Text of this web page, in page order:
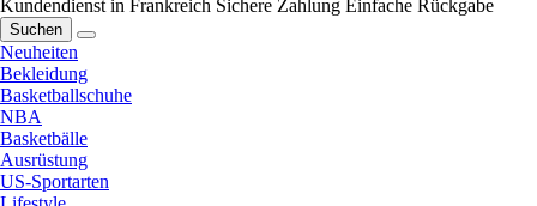
Kundendienst in Frankreich Sichere Zahlung Einfache Rückgabe
Suchen
Neuheiten
Bekleidung
Basketballschuhe
NBA
Basketbälle
Ausrüstung
US-Sportarten